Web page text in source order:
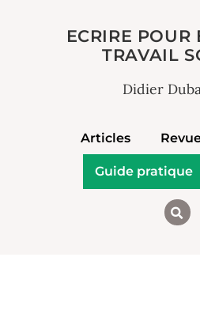
ECRIRE POUR
TRAVAIL
Didier
Articles
Guide pratique